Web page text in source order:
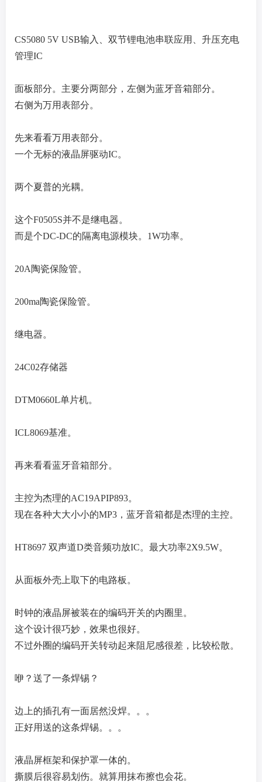
CS5080 5V USB输入、双节锂电池串联应用、升压充电
管理IC
面板部分。主要分两部分，左侧为蓝牙音箱部分。
右侧为万用表部分。
先来看看万用表部分。
一个无标的液晶屏驱动IC。
两个夏普的光耦。
这个F0505S并不是继电器。
而是个DC-DC的隔离电源模块。1W功率。
20A陶瓷保险管。
200ma陶瓷保险管。
继电器。
24C02存储器
DTM0660L单片机。
ICL8069基准。
再来看看蓝牙音箱部分。
主控为杰理的AC19APIP893。
现在各种大大小小的MP3，蓝牙音箱都是杰理的主控。
HT8697 双声道D类音频功放IC。最大功率2X9.5W。
从面板外壳上取下的电路板。
时钟的液晶屏被装在的编码开关的内圈里。
这个设计很巧妙，效果也很好。
不过外圈的编码开关转动起来阻尼感很差，比较松散。
咿？送了一条焊锡？
边上的插孔有一面居然没焊。。。
正好用送的这条焊锡。。。
液晶屏框架和保护罩一体的。
撕膜后很容易划伤。就算用抹布擦也会花。